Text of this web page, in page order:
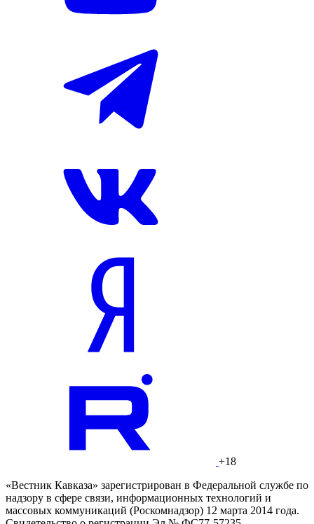
+18
«Вестник Кавказа» зарегистрирован в Федеральной службе по
надзору в сфере связи, информационных технологий и
массовых коммуникаций (Роскомнадзор) 12 марта 2014 года.